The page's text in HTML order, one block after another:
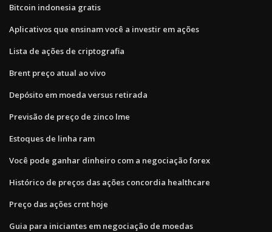
Bitcoin indonesia gratis
Aplicativos que ensinam você a investir em ações
Lista de ações de criptografia
Brent preço atual ao vivo
Depósito em moeda versus retirada
Previsão de preço de zinco lme
Estoques de linha ram
Você pode ganhar dinheiro com a negociação forex
Histórico de preços das ações concordia healthcare
Preço das ações crnt hoje
Guia para iniciantes em negociação de moedas